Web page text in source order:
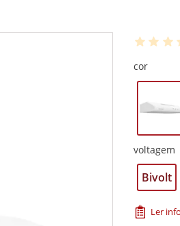
cor
voltagem
Bivolt
Ler